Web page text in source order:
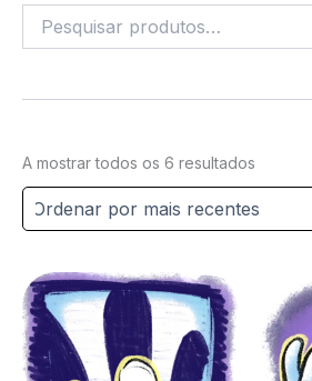
por:
A mostrar todos os 6 resultados
mais
recentes